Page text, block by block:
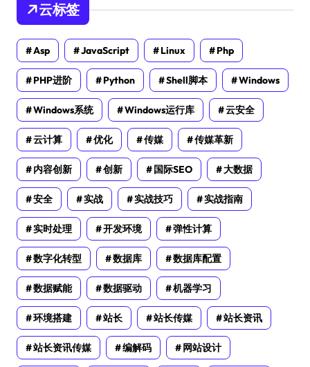
云标签
Asp JavaScript Linux Php
PHP进阶 Python Shell脚本 Windows
Windows系统 Windows运行库 云安全
云计算 优化 传媒 传媒革新
内容创新 创新 国际SEO 大数据
安全 实战 实战技巧 实战指南
实时处理 开发环境 弹性计算
数字化转型 数据库 数据库配置
数据赋能 数据驱动 机器学习
环境搭建 站长 站长传媒 站长资讯
站长资讯传媒 编解码 网站设计